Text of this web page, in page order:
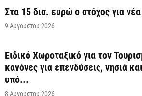
Στα 15 δισ. ευρώ ο στόχος για
9 Αυγούστου 2026
Ειδικό Χωροταξικό για τον
κανόνες για επενδύσεις, νησιά
υπό...
8 Αυγούστου 2026